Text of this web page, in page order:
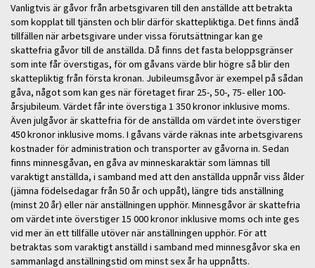
Vanligtvis är gåvor från arbetsgivaren till den anställde att betrakta
som kopplat till tjänsten och blir därför skattepliktiga. Det finns ändå
tillfällen när arbetsgivare under vissa förutsättningar kan ge
skattefria gåvor till de anställda. Då finns det fasta beloppsgränser
som inte får överstigas, för om gåvans värde blir högre så blir den
skattepliktig från första kronan. Jubileumsgåvor är exempel på sådan
gåva, något som kan ges när företaget firar 25-, 50-, 75- eller 100-
årsjubileum. Värdet får inte överstiga 1 350 kronor inklusive moms.
Även julgåvor är skattefria för de anställda om värdet inte överstiger
450 kronor inklusive moms. I gåvans värde räknas inte arbetsgivarens
kostnader för administration och transporter av gåvorna in. Sedan
finns minnesgåvan, en gåva av minneskaraktär som lämnas till
varaktigt anställda, i samband med att den anställda uppnår viss ålder
(jämna födelsedagar från 50 år och uppåt), längre tids anställning
(minst 20 år) eller när anställningen upphör. Minnesgåvor är skattefria
om värdet inte överstiger 15 000 kronor inklusive moms och inte ges
vid mer än ett tillfälle utöver när anställningen upphör. För att
betraktas som varaktigt anställd i samband med minnesgåvor ska en
sammanlagd anställningstid om minst sex år ha uppnåtts.